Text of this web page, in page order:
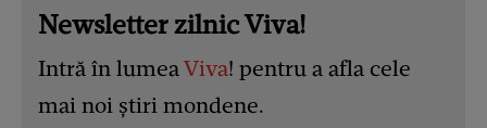
Newsletter zilnic Viva!
Intră în lumeaViva! pentru a afla cele
mai noi știri mondene.